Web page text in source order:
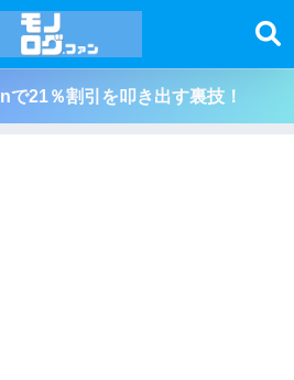
21％割引を叩き出す裏技！